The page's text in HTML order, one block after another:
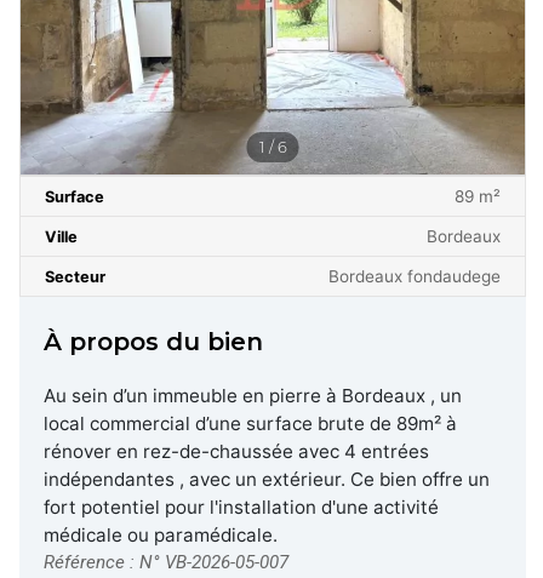
1 / 6
Surface 89 m²
Ville Bordeaux
Secteur Bordeaux fondaudege
À propos du bien
Au sein d’un immeuble en pierre à Bordeaux , un
local commercial d’une surface brute de 89m² à
rénover en rez-de-chaussée avec 4 entrées
indépendantes , avec un extérieur. Ce bien offre un
fort potentiel pour l'installation d'une activité
médicale ou paramédicale.
Référence : N° VB-2026-05-007